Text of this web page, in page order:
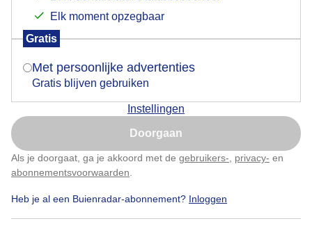
Elk moment opzegbaar
Gratis
Met persoonlijke advertenties
Gratis blijven gebruiken
Instellingen
Doorgaan
Als je doorgaat, ga je akkoord met de gebruikers- privacy- en
abonnementsvoorwaarden
Heb je al een Buienradar-abonnement? Inloggen
Door: Claudia Gemaakt: 15-10-2025, 93x bekeken
Is goed, toon de popup
Nu niet, misschien later
Klik hierom dit aan te passen